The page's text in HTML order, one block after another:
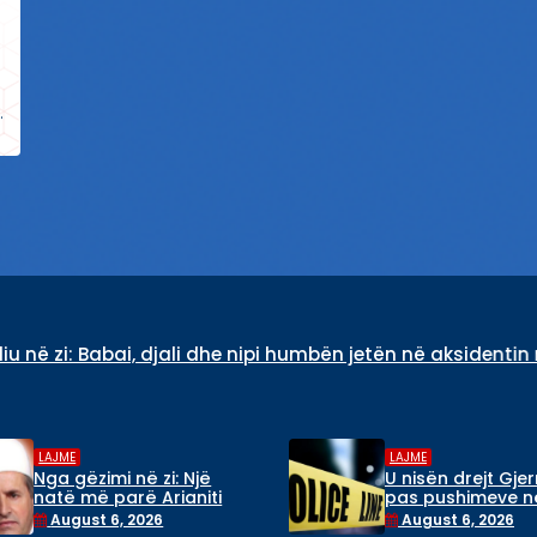
djali dhe nipi humbën jetën në aksidentin në
LAJME
Nga gëzimi në zi: Një
natë më parë Arianiti
ishte në dasmë me
August 6, 2026
LAJME
U nisën drejt
pas pushimeve
Kosovë, tre
August 6, 2026